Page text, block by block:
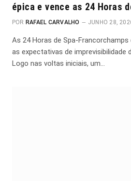
épica e vence as 24 Horas
POR RAFAEL CARVALHO JUNHO 28,
As 24 Horas de Spa-
as expectativas de imprevisibilidade
Logo nas voltas iniciais, um…